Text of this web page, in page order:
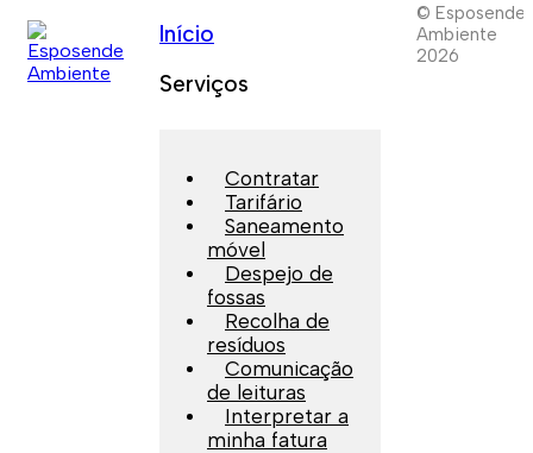
Início
Serviços
Contratar
Tarifário
Saneamento
móvel
Despejo de
fossas
Recolha de
resíduos
Comunicação
de leituras
Interpretar a
minha fatura
© Esposende
Ambiente
2026